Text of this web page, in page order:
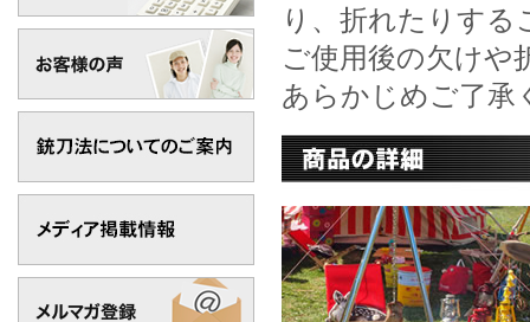
り、折れたりす
ご使用後の欠けや
あらかじめご了承